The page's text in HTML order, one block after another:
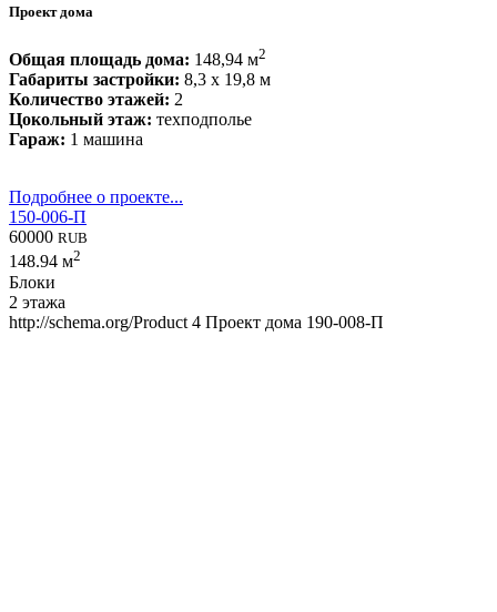
Проект дома
Общая площадь дома: 148,94 м2
Габариты застройки: 8,3 x 19,8 м
Количество этажей: 2
Цокольный этаж: техподполье
Гараж: 1 машина
Подробнее о проекте...
150-006-П
60000 RUB
148.94 м2
Блоки
2 этажа
http://schema.org/Product 4 Проект дома 190-008-П